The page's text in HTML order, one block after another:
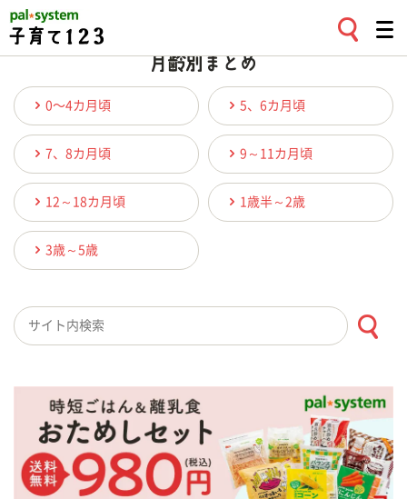
0〜4カ月頃 5、6カ月頃
7、8カ月頃 9～11カ月頃
12～18カ月頃 1歳半～2歳
3歳～5歳
検索キーワード入力